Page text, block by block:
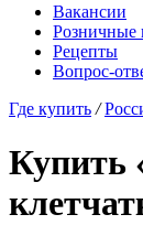
Вакансии
Розничные
Рецепты
Вопрос-
Где купить /
Купить